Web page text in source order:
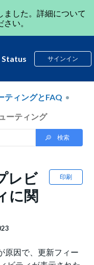
ました。詳細について
い。
Status サインイン
ティングとFAQ
ーティング
印刷
レビ
に関
原因で、更新フィー